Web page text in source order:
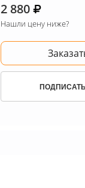
2 880
Нашли цену ниже?